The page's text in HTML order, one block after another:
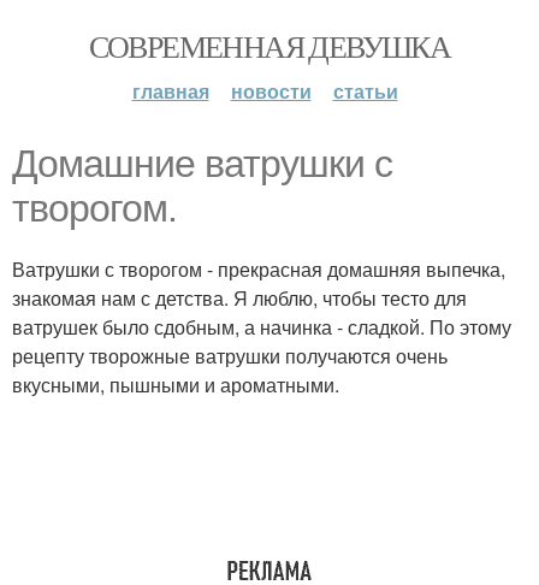
СОВРЕМЕННАЯ ДЕВУШКА
главная новости статьи
Домашние ватрушки с
творогом.
Ватрушки с творогом - прекрасная домашняя выпечка,
знакомая нам с детства. Я люблю, чтобы тесто для
ватрушек было сдобным, а начинка - сладкой. По этому
рецепту творожные ватрушки получаются очень
вкусными, пышными и ароматными.